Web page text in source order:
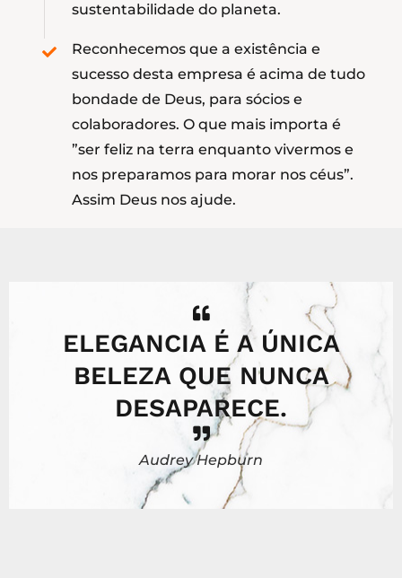
sustentabilidade do planeta.
Reconhecemos que a existência e
sucesso desta empresa é acima de tudo
bondade de Deus, para sócios e
colaboradores. O que mais importa é
”ser feliz na terra enquanto vivermos e
nos preparamos para morar nos céus”.
Assim Deus nos ajude.
ELEGANCIA É A ÚNICA
BELEZA QUE NUNCA
DESAPARECE.
Audrey Hepburn